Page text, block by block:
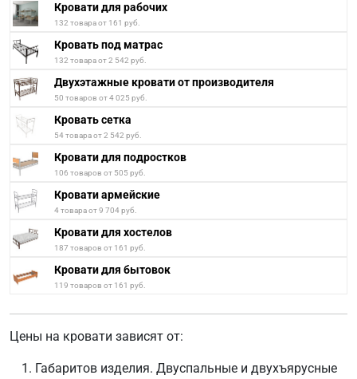
Кровати для рабочих
132 товара от 161 руб.
Кровать под матрас
132 товара от 2 542 руб.
Двухэтажные кровати от производителя
50 товаров от 4 025 руб.
Кровать сетка
54 товара от 2 542 руб.
Кровати для подростков
106 товаров от 505 руб.
Кровати армейские
4 товара от 9 704 руб.
Кровати для хостелов
187 товаров от 161 руб.
Кровати для бытовок
119 товаров от 161 руб.
Цены на кровати зависят от:
Габаритов изделия. Двуспальные и двухъярусные